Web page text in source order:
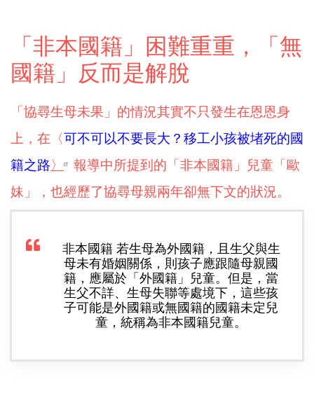
「非本國籍」困難重重，「無
國籍」反而是解脫
「協尋生母未果」的情況其實不只發生在恩恩身
上，在〈可不可以不要長大？移工小孩被堵死的國
籍之路〉
報導中所提到的「非本國籍」兒童「歐
妹」，也經歷了協尋母親兩年卻無下文的狀況。
非本國籍 若生母為外國籍，且生父與生
母未有婚姻關係，則孩子應跟隨母親國
籍，應屬於「外國籍」兒童。但是，當
生父不詳、生母失聯等處境下，這些孩
子可能是外國籍或無國籍的國籍未定兒
童，統稱為非本國籍兒童。